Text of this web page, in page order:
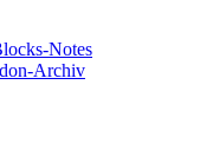
Notes
Archiv